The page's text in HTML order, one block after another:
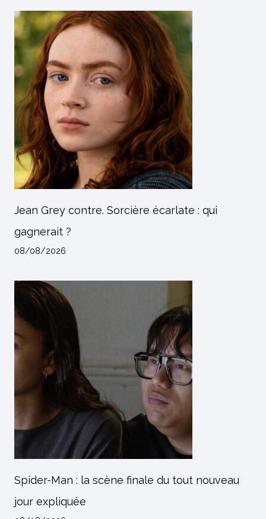
Jean Grey contre. Sorcière écarlate : qui
gagnerait ?
08/08/2026
Spider-Man : la scène finale du tout nouveau
jour expliquée